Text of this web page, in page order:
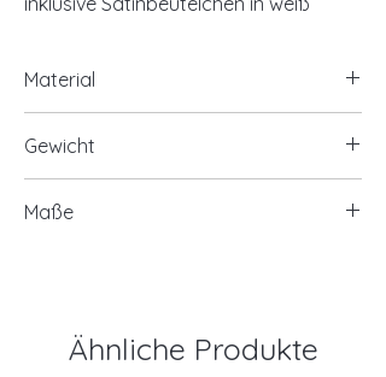
Material
optional 925/- Silber, vergoldet
1 Zirkonia
Gewicht
Maße
Ähnliche Produkte